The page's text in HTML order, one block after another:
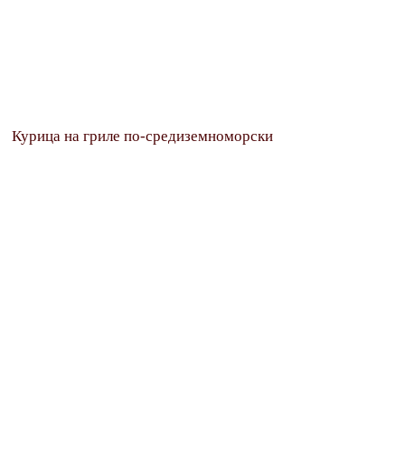
Курица на гриле по-средиземноморски